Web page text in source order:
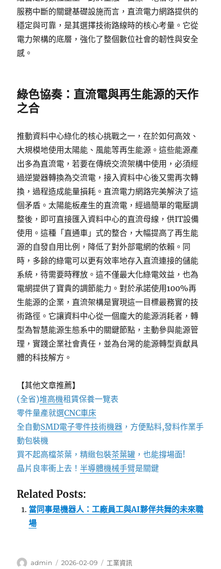
服務中斷的關鍵基礎設施而言，直流電力網路提供的
穩定與可靠，是其選擇技術路線時的核心考量。它從
電力架構的底層，強化了整個數位社會的韌性與安全
感。
綠色協奏：直流電與再生能源的天作
之合
推動資料中心綠化的核心挑戰之一，在於如何高效、
大規模地使用太陽能、風能等再生能源。這些能源產
出多為直流電，若要在傳統交流架構中使用，必須經
過逆變器轉換為交流電，接入資料中心後又需再次轉
換，過程造成能量損耗。直流電力網路完美解決了這
個矛盾。太陽能板產生的直流電，經過簡單的電壓調
整後，即可直接匯入資料中心的直流母線，供IT設備
使用。這種「直通車」式的整合，大幅提高了再生能
源的自發自用比例，降低了對外部電網的依賴。同
時，多餘的綠電可以更有效率地存入直流連接的儲能
系統，待需要時釋放。這不僅最大化綠電效益，也為
電網提供了寶貴的調節能力。對於承諾使用100%再
生能源的企業，直流架構是實現這一目標最務實的技
術路徑。它讓資料中心從一個龐大的能源消耗者，轉
型為智慧能源生態系中的關鍵節點，主動參與能源管
理，實踐企業社會責任，並為台灣的能源轉型貢獻具
體的科技解方。
【其他文章推薦】
(全省)堆高機租賃保養一覽表
零件量產就選CNC車床
全自動SMD電子零件技術機器 ，方便點料,發料作業手
動包裝機
買不起高檔茶葉，精緻包裝茶葉罐 ，也能撐場面!
晶片良率衝上去！半導體機械手臂是關鍵
Related Posts:
當同事是機器人：工廠員工與AI夥伴共舞的未來職
場
作
admin
發
2026-02-09
分
工業資訊